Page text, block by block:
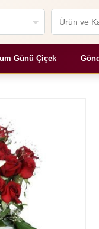
Günü Çiçek